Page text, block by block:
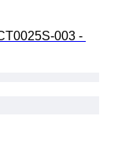
003 -